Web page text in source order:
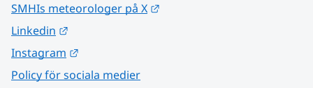
SMHIs meteorologer på X
Linkedin
Instagram
Policy för sociala medier